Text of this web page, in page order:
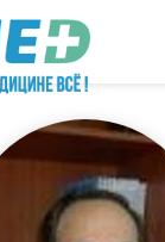
содержанию